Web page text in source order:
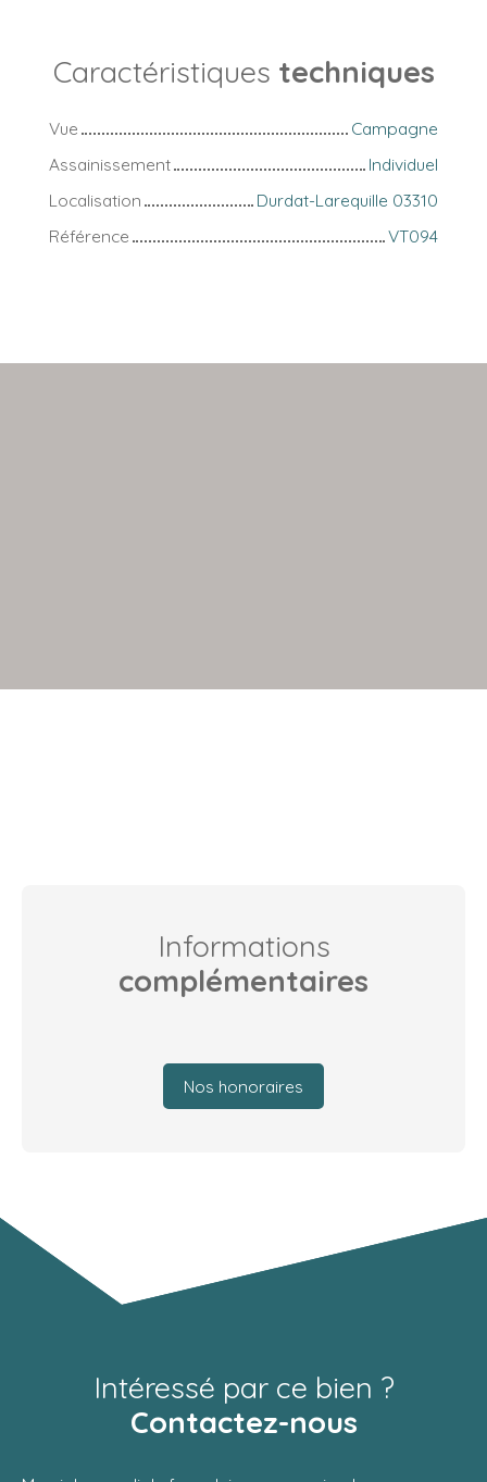
Caractéristiques techniques
Vue
Campagne
Assainissement
Individuel
Localisation
Durdat-Larequille 03310
Référence
VT094
Informations
complémentaires
Nos honoraires
Intéressé par ce bien ?
Contactez-nous